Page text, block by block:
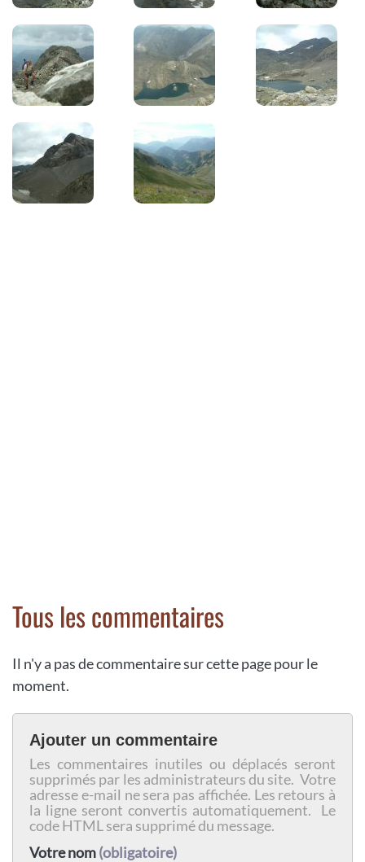
Tous les commentaires
Il n'y a pas de commentaire sur cette page pour le
moment.
Ajouter un commentaire
Les commentaires inutiles ou déplacés seront
supprimés par les administrateurs du site. Votre
adresse e-mail ne sera pas affichée. Les retours à
la ligne seront convertis automatiquement. Le
code HTML sera supprimé du message.
Votre nom(obligatoire)